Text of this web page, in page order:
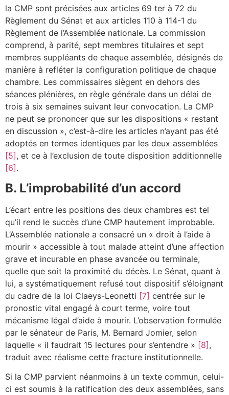
la CMP sont précisées aux articles 69 ter à 72 du
Règlement du Sénat et aux articles 110 à 114-1 du
Règlement de l’Assemblée nationale. La commission
comprend, à parité, sept membres titulaires et sept
membres suppléants de chaque assemblée, désignés de
manière à refléter la configuration politique de chaque
chambre. Les commissaires siègent en dehors des
séances plénières, en règle générale dans un délai de
trois à six semaines suivant leur convocation. La CMP
ne peut se prononcer que sur les dispositions « restant
en discussion », c’est-à-dire les articles n’ayant pas été
adoptés en termes identiques par les deux assemblées
[5], et ce à l’exclusion de toute disposition additionnelle
[6].
B. L’improbabilité d’un accord
L’écart entre les positions des deux chambres est tel
qu’il rend le succès d’une CMP hautement improbable.
L’Assemblée nationale a consacré un « droit à l’aide à
mourir » accessible à tout malade atteint d’une affection
grave et incurable en phase avancée ou terminale,
quelle que soit la proximité du décès. Le Sénat, quant à
lui, a systématiquement refusé tout dispositif s’éloignant
du cadre de la loi Claeys-Leonetti [7] centrée sur le
pronostic vital engagé à court terme, voire tout
mécanisme légal d’aide à mourir. L’observation formulée
par le sénateur de Paris, M. Bernard Jomier, selon
laquelle « il faudrait 15 lectures pour s’entendre » [8],
traduit avec réalisme cette fracture institutionnelle.
Si la CMP parvient néanmoins à un texte commun, celui-
ci est soumis à la ratification des deux assemblées, sans